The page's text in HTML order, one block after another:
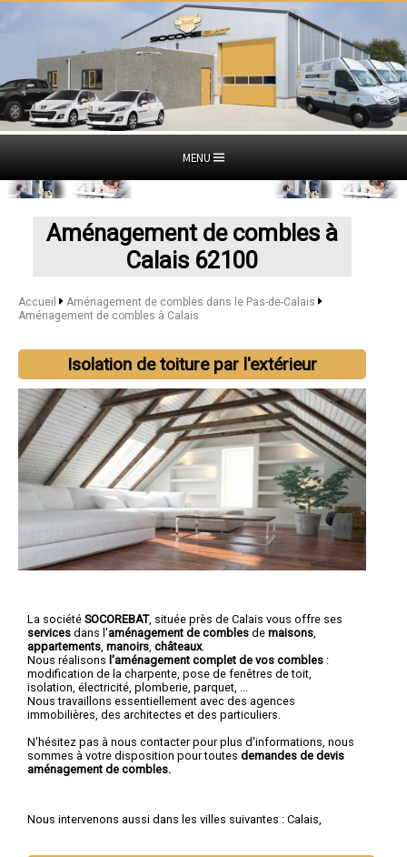
MENU
Aménagement de combles à
Calais 62100
Accueil
Aménagement de combles dans le Pas-de-Calais
Aménagement de combles à Calais
Isolation de toiture par l'extérieur
La société SOCOREBAT, située près de Calais vous offre ses
services dans l'aménagement de combles de maisons
appartements manoirs châteaux.
Nous réalisons l'aménagement complet de vos combles :
modification de la charpente, pose de fenêtres de toit,
isolation, électricité, plomberie, parquet, ...
Nous travaillons essentiellement avec des agences
immobilières, des architectes et des particuliers.
N'hésitez pas à nous contacter pour plus d'informations, nous
sommes à votre disposition pour toutes demandes de devis
aménagement de combles.
Nous intervenons aussi dans les villes suivantes : Calais,